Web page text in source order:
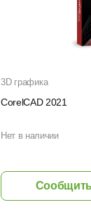
3D графика
CorelCAD 2021
Нет в наличии